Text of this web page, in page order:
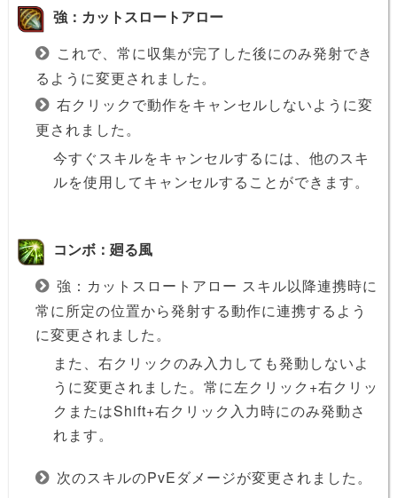
強：カットスロートアロー
これで、常に収集が完了した後にのみ発射でき
るように変更されました。
右クリックで動作をキャンセルしないように変
更されました。
今すぐスキルをキャンセルするには、他のスキ
ルを使用してキャンセルすることができます。
コンボ：廻る風
強：カットスロートアロー スキル以降連携時に
常に所定の位置から発射する動作に連携するよう
に変更されました。
また、右クリックのみ入力しても発動しないよ
うに変更されました。常に左クリック+右クリッ
クまたはShift+右クリック入力時にのみ発動さ
れます。
次のスキルのPvEダメージが変更されました。